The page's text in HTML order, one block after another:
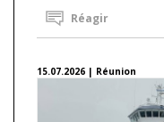
Réagir
15.07.2026 | Réunion